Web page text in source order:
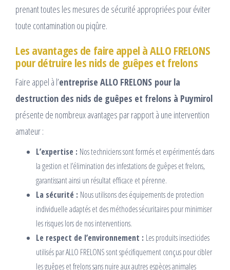
prenant toutes les mesures de sécurité appropriées pour éviter
toute contamination ou piqûre.
Les avantages de faire appel à ALLO FRELONS
pour détruire les nids de guêpes et frelons
Faire appel à l’entreprise ALLO FRELONS pour la
destruction des nids de guêpes et frelons à Puymirol
présente de nombreux avantages par rapport à une intervention
amateur :
L’expertise : Nos techniciens sont formés et expérimentés dans
la gestion et l’élimination des infestations de guêpes et frelons,
garantissant ainsi un résultat efficace et pérenne.
La sécurité : Nous utilisons des équipements de protection
individuelle adaptés et des méthodes sécuritaires pour minimiser
les risques lors de nos interventions.
Le respect de l’environnement : Les produits insecticides
utilisés par ALLO FRELONS sont spécifiquement conçus pour cibler
les guêpes et frelons sans nuire aux autres espèces animales